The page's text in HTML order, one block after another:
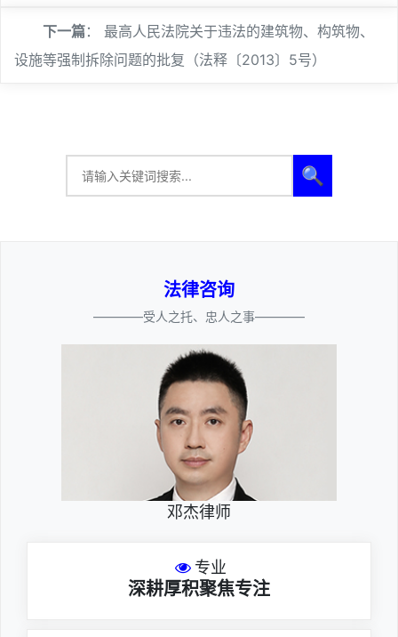
下一篇： 最高人民法院关于违法的建筑物、构筑物、
设施等强制拆除问题的批复（法释〔2013〕5号）
🔍
法律咨询
————受人之托、忠人之事————
邓杰律师
专业
深耕厚积聚焦专注